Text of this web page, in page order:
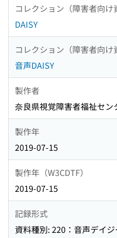
コレクション（障害者向け
DAISY
コレクション（障害者向け
音声DAISY
製作者
奈良県視覚障害者福祉セン
製作年
2019-07-15
製作年（W3CDTF）
2019-07-15
記録形式
資料種別: 220：音声デイジ